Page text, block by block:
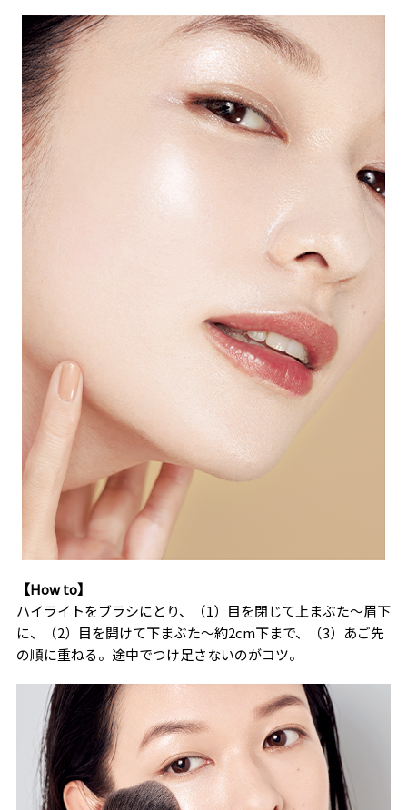
【How to】
ハイライトをブラシにとり、（1）目を閉じて上まぶた～眉下
に、（2）目を開けて下まぶた〜約2cm下まで、（3）あご先
の順に重ねる。途中でつけ足さないのがコツ。